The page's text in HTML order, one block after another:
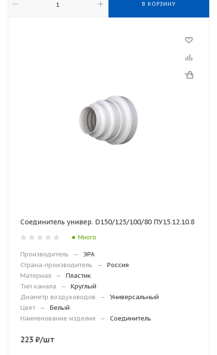
В КОРЗИНУ
Соединитель универ. D150/125/100/80 ПУ15.12.10.8
Много
Производитель —
ЭРА
Страна-производитель
—
Россия
Материал
—
Пластик
Тип канала
—
Круглый
Диаметр воздуховодов
—
Универсальный
Цвет
—
Белый
Наименование изделия
— Соединитель
223 ₽/шт